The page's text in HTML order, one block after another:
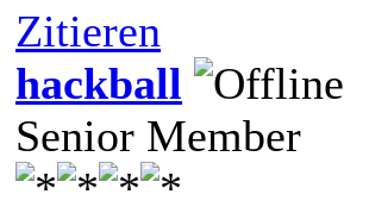
Zitieren
hackball
Senior Member